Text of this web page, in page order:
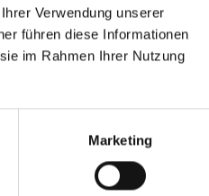
Verwendung unserer
führen diese Informationen
im Rahmen Ihrer Nutzung
Marketing